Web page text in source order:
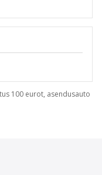
100 eurot, asendusauto